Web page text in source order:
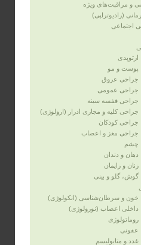
و مراقبت‌های ویژه
(رادیوتراپی)
اجتماعی
ارتوپدی
پوست و مو
جراحی عروق
جراحی عمومی
جراحی قفسه‌ سینه
جراحی کلیه و مجاری ادرار (ارولوژی)
جراحی کودکان
جراحی مغز و اعصاب
چشم
دهان و دندان
زنان و زایمان
گوش، گلو و بینی
خون و سرطان‌شناسی (انکولوژی)
داخلی اعصاب (نورولوژی)
روماتولوژی
عفونی
غدد و متابولیسم